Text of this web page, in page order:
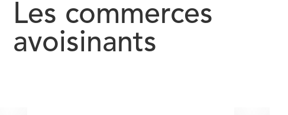
Les commerces
avoisinants